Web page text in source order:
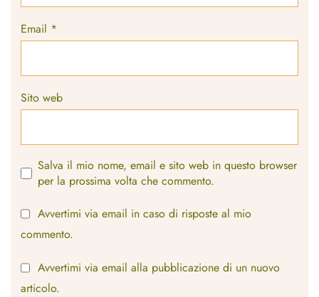
Email *
Sito web
Salva il mio nome, email e sito web in questo browser
per la prossima volta che commento.
Avvertimi via email in caso di risposte al mio
commento.
Avvertimi via email alla pubblicazione di un nuovo
articolo.